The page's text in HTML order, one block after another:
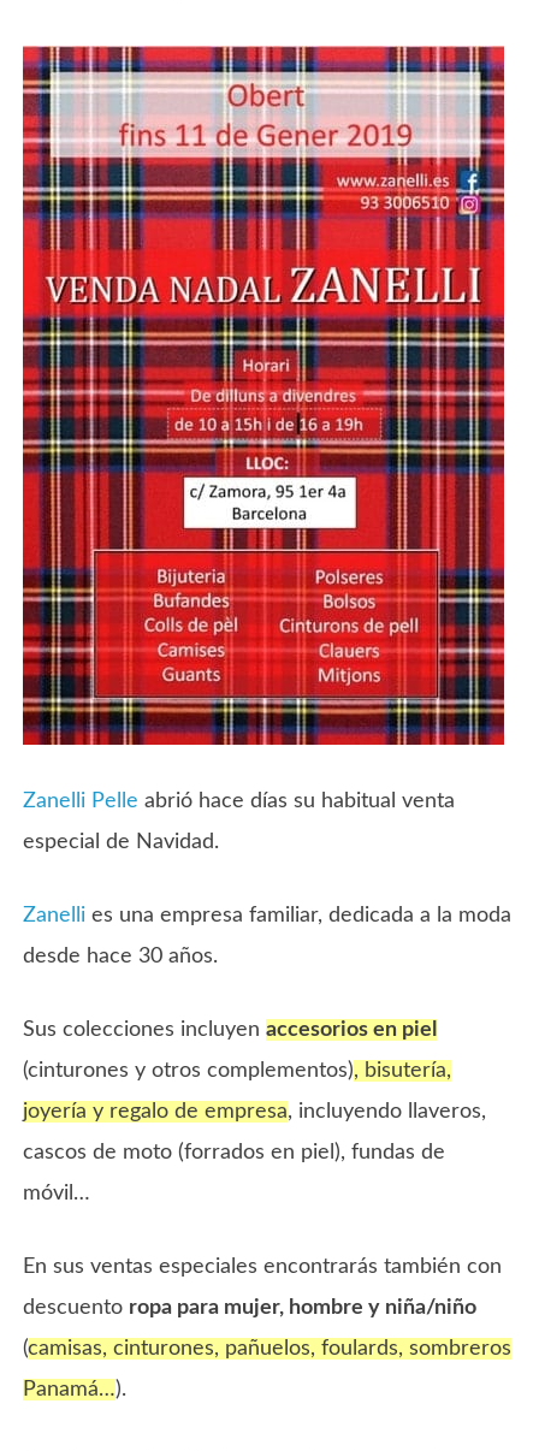
Zanelli Pelle abrió hace días su habitual venta
especial de Navidad.
Zanelli es una empresa familiar, dedicada a la moda
desde hace 30 años.
Sus colecciones incluyenaccesorios en piel
(cinturones y otros complementos), bisutería,
joyería y regalo de empresa, incluyendo llaveros,
cascos de moto (forrados en piel), fundas de
móvil…
En sus ventas especiales encontrarás también con
descuento ropa para mujer, hombre y niña/niño
(camisas, cinturones, pañuelos, foulards, sombreros
Panamá…).